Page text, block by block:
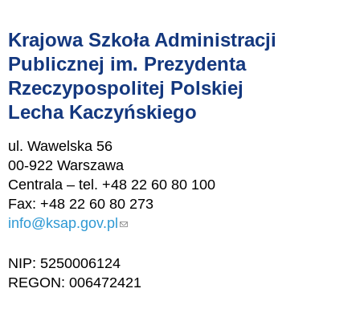
Krajowa Szkoła Administracji
Publicznej im. Prezydenta
Rzeczypospolitej Polskiej
Lecha Kaczyńskiego
ul. Wawelska 56
00-922 Warszawa
Centrala – tel. +48 22 60 80 100
Fax: +48 22 60 80 273
info@ksap.gov.pl (link sends e-mail)
NIP: 5250006124
REGON: 006472421